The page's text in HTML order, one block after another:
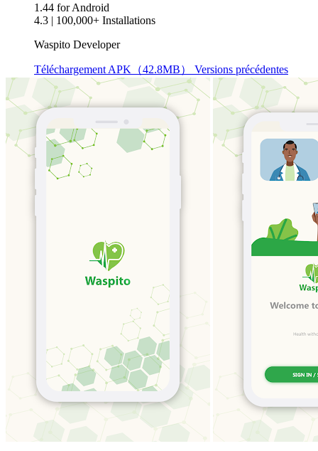
1.44 for Android
4.3 | 100,000+ Installations
Waspito Developer
Téléchargement APK（42.8MB） Versions précédentes